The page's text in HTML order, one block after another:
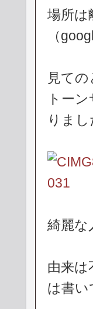
場所は
（
見て
トー
りまし
綺麗な
由来は
は書